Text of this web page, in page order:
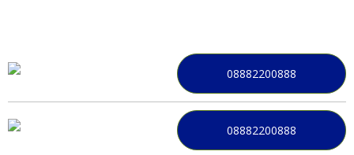
08882200888
08882200888